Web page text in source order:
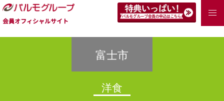
会員オフィシャルサイト
富士市
洋食